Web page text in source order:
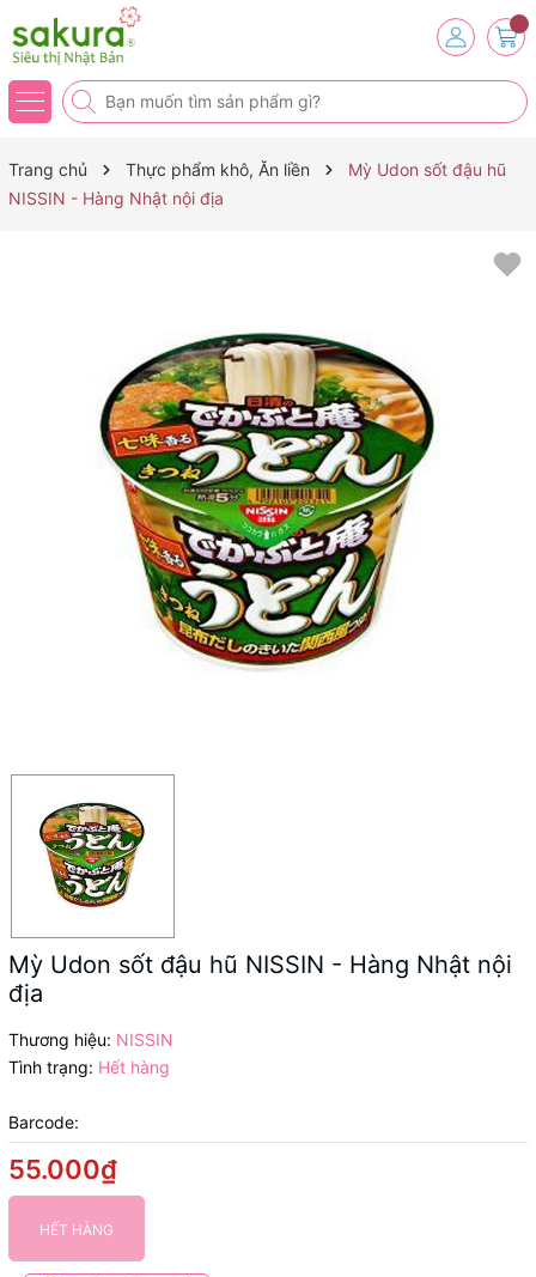
Trang chủ Thực phẩm khô, Ăn liền
Mỳ Udon sốt đậu hũ
NISSIN - Hàng Nhật nội địa
Mỳ Udon sốt đậu hũ NISSIN - Hàng Nhật nội
địa
Thương hiệu: NISSIN
Tình trạng: Hết hàng
Barcode:
55.000₫
HẾT HÀNG